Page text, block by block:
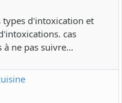
types d'intoxication et
cas
ne pas suivre...